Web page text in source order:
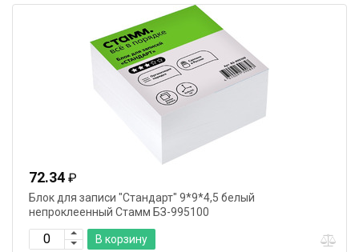
72.34 ₽
Блок для записи "Стандарт" 9*9*4,5 белый
непроклеенный Стамм БЗ-995100
В корзину